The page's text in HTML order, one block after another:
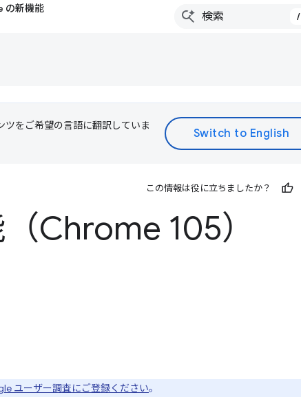
の新機能
/
をご希望の言語に翻訳していま
この情報は役に立ちましたか？
Chrome 105）
ユーザー調査にご登録ください。